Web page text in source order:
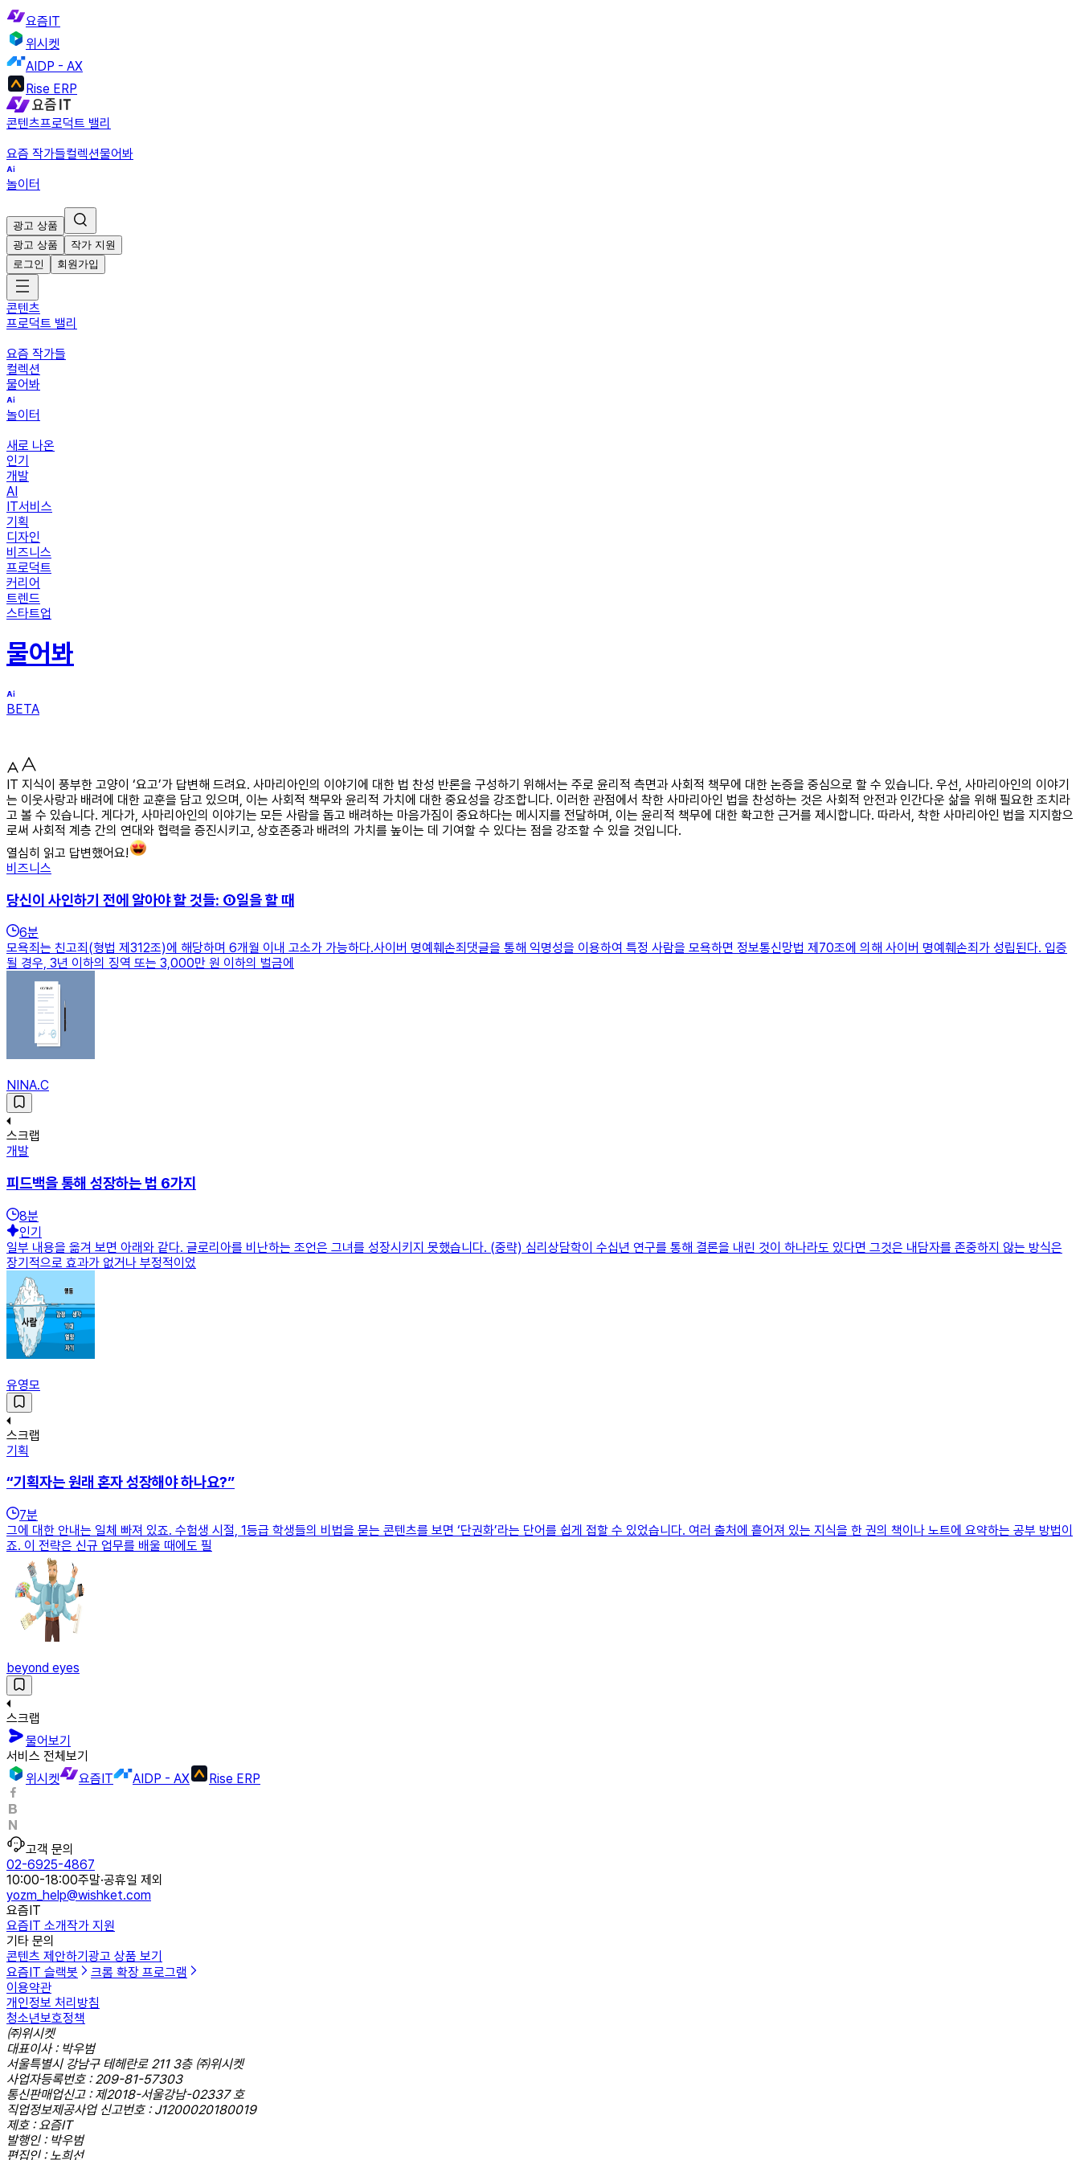
요즘IT
위시켓
AIDP - AX
Rise ERP
콘텐츠프로덕트 밸리
요즘 작가들컬렉션물어봐
놀이터
광고 상품
광고 상품
작가 지원
로그인
회원가입
콘텐츠
프로덕트 밸리
요즘 작가들
컬렉션
물어봐
놀이터
새로 나온
인기
개발
AI
IT서비스
기획
디자인
비즈니스
프로덕트
커리어
트렌드
스타트업
물어봐
BETA
IT 지식이 풍부한 고양이 ‘요고’가 답변해 드려요. 사마리아인의 이야기에 대한 법 찬성 반론을 구성하기 위해서는 주로 윤리적 측면과 사회적 책무에 대한 논증을 중심으로 할 수 있습니다. 우선, 사마리아인의 이야기
는 이웃사랑과 배려에 대한 교훈을 담고 있으며, 이는 사회적 책무와 윤리적 가치에 대한 중요성을 강조합니다. 이러한 관점에서 착한 사마리아인 법을 찬성하는 것은 사회적 안전과 인간다운 삶을 위해 필요한 조치라
고 볼 수 있습니다. 게다가, 사마리아인의 이야기는 모든 사람을 돕고 배려하는 마음가짐이 중요하다는 메시지를 전달하며, 이는 윤리적 책무에 대한 확고한 근거를 제시합니다. 따라서, 착한 사마리아인 법을 지지함으
로써 사회적 계층 간의 연대와 협력을 증진시키고, 상호존중과 배려의 가치를 높이는 데 기여할 수 있다는 점을 강조할 수 있을 것입니다.
열심히 읽고 답변했어요!
비즈니스
당신이 사인하기 전에 알아야 할 것들: ①일을 할 때
6분
모욕죄는 친고죄(형법 제312조)에 해당하며 6개월 이내 고소가 가능하다.사이버 명예훼손죄댓글을 통해 익명성을 이용하여 특정 사람을 모욕하면 정보통신망법 제70조에 의해 사이버 명예훼손죄가 성립된다. 입증
될 경우, 3년 이하의 징역 또는 3,000만 원 이하의 벌금에
NINA.C
스크랩
개발
피드백을 통해 성장하는 법 6가지
8분
인기
일부 내용을 옮겨 보면 아래와 같다. 글로리아를 비난하는 조언은 그녀를 성장시키지 못했습니다. (중략) 심리상담학이 수십년 연구를 통해 결론을 내린 것이 하나라도 있다면 그것은 내담자를 존중하지 않는 방식은
장기적으로 효과가 없거나 부정적이었
유영모
스크랩
기획
“기획자는 원래 혼자 성장해야 하나요?”
7분
그에 대한 안내는 일체 빠져 있죠. 수험생 시절, 1등급 학생들의 비법을 묻는 콘텐츠를 보면 ‘단권화’라는 단어를 쉽게 접할 수 있었습니다. 여러 출처에 흩어져 있는 지식을 한 권의 책이나 노트에 요약하는 공부 방법이
죠. 이 전략은 신규 업무를 배울 때에도 필
beyond eyes
스크랩
물어보기
서비스 전체보기
위시켓
요즘IT AIDP - AX Rise ERP
고객 문의
02-6925-4867
10:00-18:00주말·공휴일 제외
yozm_help@wishket.com
요즘IT
요즘IT 소개작가 지원
기타 문의
콘텐츠 제안하기 광고 상품 보기
요즘IT 슬랙봇
크롬 확장 프로그램
이용약관
개인정보 처리방침
청소년보호정책
㈜위시켓
대표이사 : 박우범
서울특별시 강남구 테헤란로 211 3층 ㈜위시켓
사업자등록번호 : 209-81-57303
통신판매업신고 : 제2018-서울강남-02337 호
직업정보제공사업 신고번호 : J1200020180019
제호 : 요즘IT
발행인 : 박우범
편집인 : 노희선